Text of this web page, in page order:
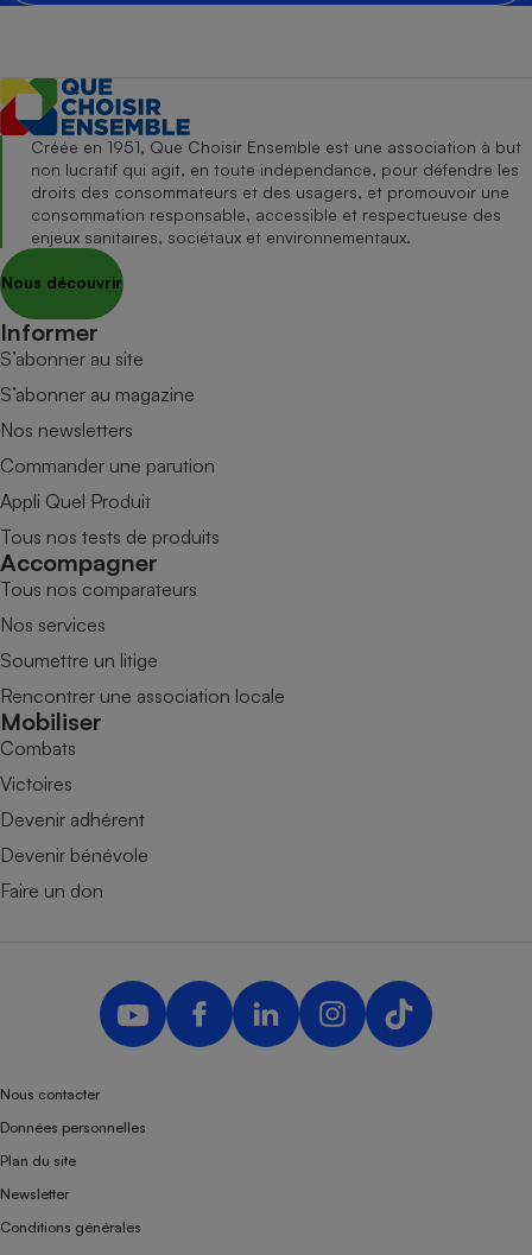
Créée en 1951, Que Choisir Ensemble est une association à but
non lucratif qui agit, en toute indépendance, pour défendre les
droits des consommateurs et des usagers, et promouvoir une
consommation responsable, accessible et respectueuse des
enjeux sanitaires, sociétaux et environnementaux.
Nous découvrir
Informer
S’abonner au site
S’abonner au magazine
Nos newsletters
Commander une parution
Appli Quel Produit
Tous nos tests de produits
Accompagner
Tous nos comparateurs
Nos services
Soumettre un litige
Rencontrer une association locale
Mobiliser
Combats
Victoires
Devenir adhérent
Devenir bénévole
Faire un don
Nous contacter
Données personnelles
Plan du site
Newsletter
Conditions générales